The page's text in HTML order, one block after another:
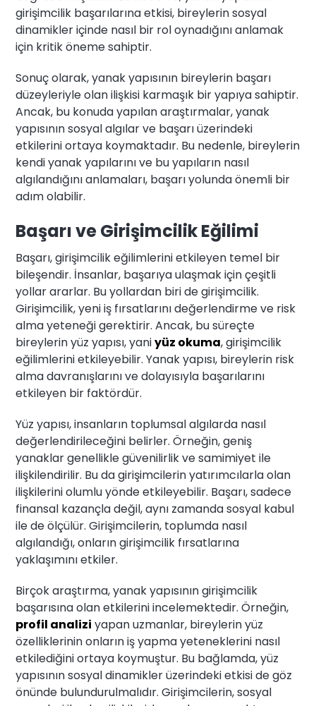
girişimcilik başarılarına etkisi, bireylerin sosyal
dinamikler içinde nasıl bir rol oynadığını anlamak
için kritik öneme sahiptir.
Sonuç olarak, yanak yapısının bireylerin başarı
düzeyleriyle olan ilişkisi karmaşık bir yapıya sahiptir.
Ancak, bu konuda yapılan araştırmalar, yanak
yapısının sosyal algılar ve başarı üzerindeki
etkilerini ortaya koymaktadır. Bu nedenle, bireylerin
kendi yanak yapılarını ve bu yapıların nasıl
algılandığını anlamaları, başarı yolunda önemli bir
adım olabilir.
Başarı ve Girişimcilik Eğilimi
Başarı, girişimcilik eğilimlerini etkileyen temel bir
bileşendir. İnsanlar, başarıya ulaşmak için çeşitli
yollar ararlar. Bu yollardan biri de girişimcilik.
Girişimcilik, yeni iş fırsatlarını değerlendirme ve risk
alma yeteneği gerektirir. Ancak, bu süreçte
bireylerin yüz yapısı, yaniyüz okuma, girişimcilik
eğilimlerini etkileyebilir. Yanak yapısı, bireylerin risk
alma davranışlarını ve dolayısıyla başarılarını
etkileyen bir faktördür.
Yüz yapısı, insanların toplumsal algılarda nasıl
değerlendirileceğini belirler. Örneğin, geniş
yanaklar genellikle güvenilirlik ve samimiyet ile
ilişkilendirilir. Bu da girişimcilerin yatırımcılarla olan
ilişkilerini olumlu yönde etkileyebilir. Başarı, sadece
finansal kazançla değil, aynı zamanda sosyal kabul
ile de ölçülür. Girişimcilerin, toplumda nasıl
algılandığı, onların girişimcilik fırsatlarına
yaklaşımını etkiler.
Birçok araştırma, yanak yapısının girişimcilik
başarısına olan etkilerini incelemektedir. Örneğin,
profil analizi yapan uzmanlar, bireylerin yüz
özelliklerinin onların iş yapma yeteneklerini nasıl
etkilediğini ortaya koymuştur. Bu bağlamda, yüz
yapısının sosyal dinamikler üzerindeki etkisi de göz
önünde bulundurulmalıdır. Girişimcilerin, sosyal